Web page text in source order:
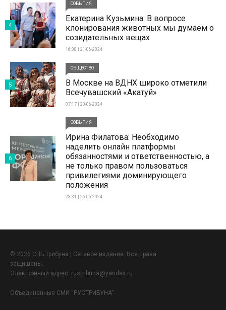
СОБЫТИЯ
Екатерина Кузьмина: В вопросе
клонирования животных мы думаем о
созидательных вещах
16:38 | 21-06-2024
4
ОБЩЕСТВО
В Москве на ВДНХ широко отметили
Всечувашский «Акатуй»
07:17 | 20-06-2024
5
СОБЫТИЯ
Ирина Филатова: Необходимо
наделить онлайн платформы
обязанностями и ответственностью, а
не только правом пользоваться
привилегиями доминирующего
положения
23:31 | 26-06-2024
6
© 2026 СПБ Трибуна | Сетевое издание. Все права
защищены.
Электронный адрес: rustribuna@yandex.ru
Объединенные СМИ “РУСТРИБУНА”